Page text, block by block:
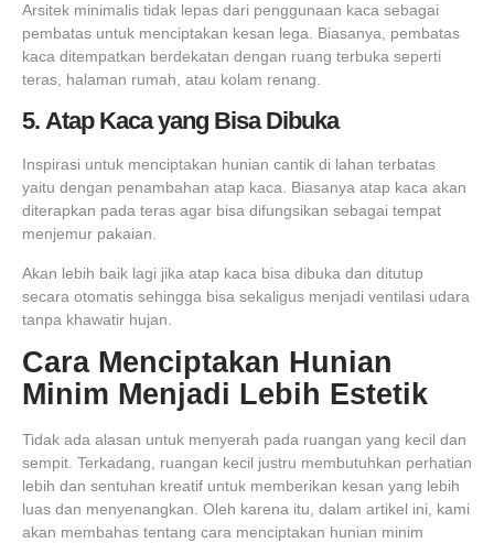
Arsitek minimalis tidak lepas dari penggunaan kaca sebagai
pembatas untuk menciptakan kesan lega. Biasanya, pembatas
kaca ditempatkan berdekatan dengan ruang terbuka seperti
teras, halaman rumah, atau kolam renang.
5. Atap Kaca yang Bisa Dibuka
Inspirasi untuk menciptakan hunian cantik di lahan terbatas
yaitu dengan penambahan atap kaca. Biasanya atap kaca akan
diterapkan pada teras agar bisa difungsikan sebagai tempat
menjemur pakaian.
Akan lebih baik lagi jika atap kaca bisa dibuka dan ditutup
secara otomatis sehingga bisa sekaligus menjadi ventilasi udara
tanpa khawatir hujan.
Cara Menciptakan Hunian
Minim Menjadi Lebih Estetik
Tidak ada alasan untuk menyerah pada ruangan yang kecil dan
sempit. Terkadang, ruangan kecil justru membutuhkan perhatian
lebih dan sentuhan kreatif untuk memberikan kesan yang lebih
luas dan menyenangkan. Oleh karena itu, dalam artikel ini, kami
akan membahas tentang cara menciptakan hunian minim